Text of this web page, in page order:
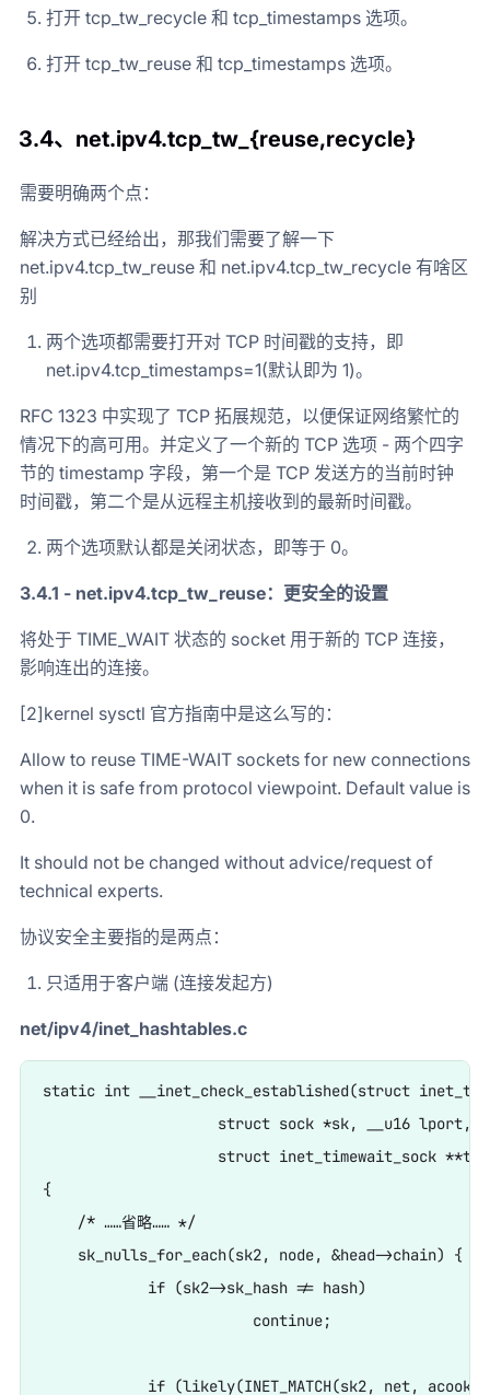
打开 tcp_tw_recycle 和 tcp_timestamps 选项。
打开 tcp_tw_reuse 和 tcp_timestamps 选项。
3.4、 net.ipv4.tcp_tw_{reuse,recycle}
需要明确两个点：
解决方式已经给出，那我们需要了解一下
net.ipv4.tcp_tw_reuse 和 net.ipv4.tcp_tw_recycle 有啥区
别
两个选项都需要打开对 TCP 时间戳的支持，即
net.ipv4.tcp_timestamps=1(默认即为 1)。
RFC 1323 中实现了 TCP 拓展规范，以便保证网络繁忙的
情况下的高可用。并定义了一个新的 TCP 选项 - 两个四字
节的 timestamp 字段，第一个是 TCP 发送方的当前时钟
时间戳，第二个是从远程主机接收到的最新时间戳。
两个选项默认都是关闭状态，即等于 0。
3.4.1 - net.ipv4.tcp_tw_reuse：更安全的设置
将处于 TIME_WAIT 状态的 socket 用于新的 TCP 连接，
影响连出的连接。
[2]kernel sysctl 官方指南中是这么写的：
Allow to reuse TIME-WAIT sockets for new connections
when it is safe from protocol viewpoint. Default value is
0.
It should not be changed without advice/request of
technical experts.
协议安全主要指的是两点：
只适用于客户端 (连接发起方)
net/ipv4/inet_hashtables.c
static int __inet_check_established(struct
                    struct sock *sk, __u16 lport,
struct inet_timewait_sock
{
    /* ……省略…… */
    sk_nulls_for_each(sk2, node, &head->chain) {
            if (sk2->sk_hash != hash)
                        continue;
if (likely(INET_MATCH(sk2, net,